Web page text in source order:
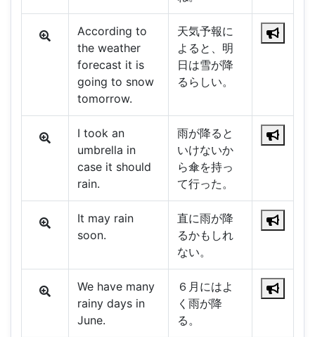
According to
the weather
forecast it is
going to snow
tomorrow.
天気予報に
よると、明
日は雪が降
るらしい。
I took an
umbrella in
case it should
rain.
雨が降ると
いけないか
ら傘を持っ
て行った。
It may rain
soon.
直に雨が降
るかもしれ
ない。
We have many
rainy days in
June.
６月にはよ
く雨が降
る。